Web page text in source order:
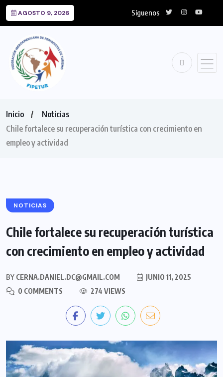
AGOSTO 9, 2026 Síguenos
Inicio
Noticias
Chile fortalece su recuperación turística con crecimiento en
empleo y actividad
NOTICIAS
Chile fortalece su recuperación turística
con crecimiento en empleo y actividad
BY CERNA.DANIEL.DC@GMAIL.COM
JUNIO 11, 2025
0 COMMENTS
274 VIEWS